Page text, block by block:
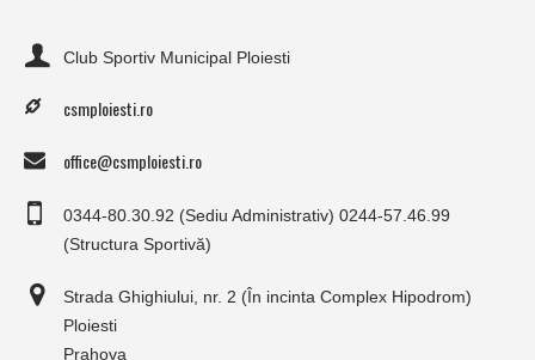
Club Sportiv Municipal Ploiesti
csmploiesti.ro
office@csmploiesti.ro
0344-80.30.92 (Sediu Administrativ) 0244-57.46.99
(Structura Sportivă)
Strada Ghighiului, nr. 2 (În incinta Complex Hipodrom)
Ploiesti
Prahova